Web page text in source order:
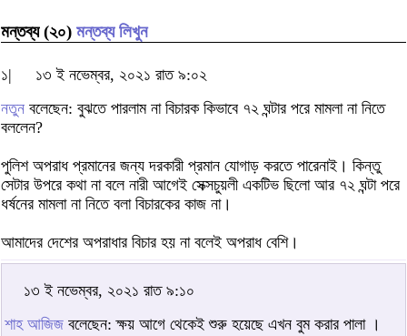
মন্তব্য (২০) মন্তব্য লিখুন
১|
১৩ ই নভেম্বর, ২০২১ রাত ৯:০২
নতুন বলেছেন: বুঝতে পারলাম না বিচারক কিভাবে ৭২ ঘন্টার পরে মামলা না নিতে
বললেন?
পুলিশ অপরাধ প্রমানের জন্য দরকারী প্রমান যোগাড় করতে পারেনাই। কিন্তু
সেটার উপরে কথা না বলে নারী আগেই সেক্সচুয়লী একটিভ ছিলো আর ৭২ ঘন্টা পরে
ধর্ষনের মামলা না নিতে বলা বিচারকের কাজ না।
আমাদের দেশের অপরাধার বিচার হয় না বলেই অপরাধ বেশি।
১৩ ই নভেম্বর, ২০২১ রাত ৯:১০
শাহ আজিজ বলেছেন: ক্ষয় আগে থেকেই শুরু হয়েছে এখন বুম করার পালা ।